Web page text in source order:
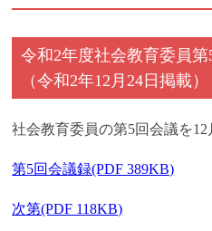
令和2年度社会教育委員
（令和2年12月24日掲載）
社会教育委員の第5回会議を12
第5回会議録(PDF 389KB)
次第(PDF 118KB)